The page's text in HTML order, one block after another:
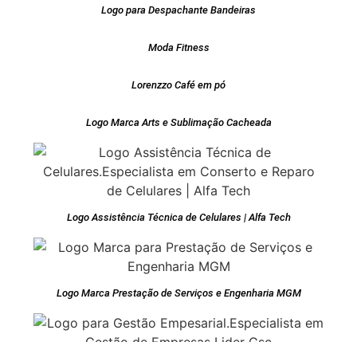
Logo para Despachante Bandeiras
Moda Fitness
Lorenzzo Café em pó
Logo Marca Arts e Sublimação Cacheada
Logo Assistência Técnica de Celulares | Alfa Tech
Logo Marca Prestação de Serviços e Engenharia MGM